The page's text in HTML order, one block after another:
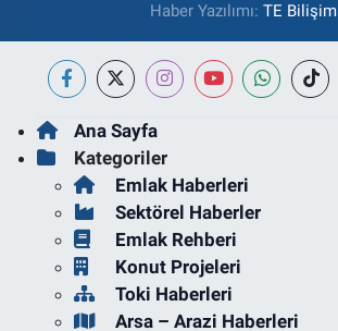
Haber Yazılımı: TE Bilişim
Ana Sayfa
Kategoriler
Emlak Haberleri
Sektörel Haberler
Emlak Rehberi
Konut Projeleri
Toki Haberleri
Arsa – Arazi Haberleri